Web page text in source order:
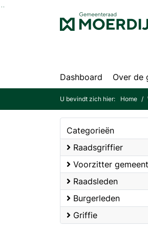
Ga naar de inhoud van deze pagina
Dashboard Over de
U bevindt zich hier: Home
Categorieën
Raadsgriffier
Voorzitter
Raadsleden
Burgerleden
Griffie